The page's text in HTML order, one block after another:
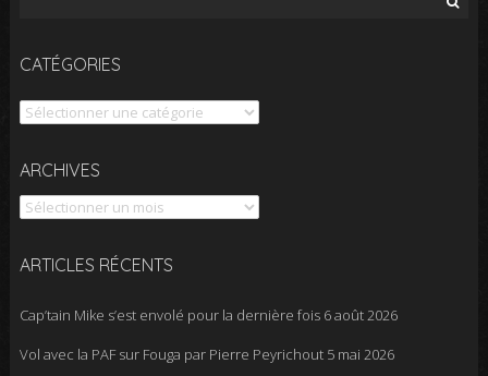
CATÉGORIES
Catégories
ARCHIVES
Archives
ARTICLES RÉCENTS
Cap’tain Mike s’est envolé pour la dernière fois 6 août 2026
Vol avec la PAF sur Fouga par Pierre Peyrichout 5 mai 2026